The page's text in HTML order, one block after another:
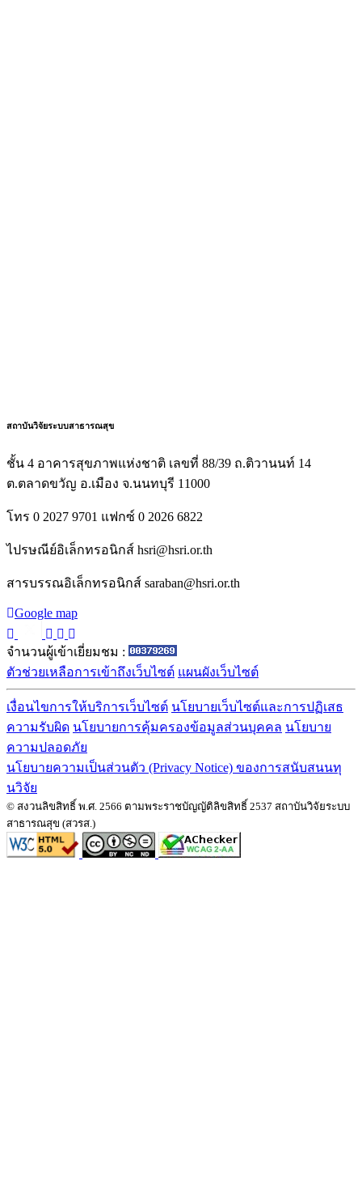
สถาบันวิจัยระบบสาธารณสุข
ชั้น 4 อาคารสุขภาพแห่งชาติ เลขที่ 88/39 ถ.ติวานนท์ 14
ต.ตลาดขวัญ อ.เมือง จ.นนทบุรี 11000
โทร 0 2027 9701 แฟกซ์ 0 2026 6822
ไปรษณีย์อิเล็กทรอนิกส์ hsri@hsri.or.th
สารบรรณอิเล็กทรอนิกส์ saraban@hsri.or.th
Google map
จำนวนผู้เข้าเยี่ยมชม :
ตัวช่วยเหลือการเข้าถึงเว็บไซต์ แผนผังเว็บไซต์
เงื่อนไขการให้บริการเว็บไซต์ นโยบายเว็บไซต์และการปฏิเสธ
ความรับผิด นโยบายการคุ้มครองข้อมูลส่วนบุคคล นโยบาย
ความปลอดภัย
นโยบายความเป็นส่วนตัว (Privacy Notice) ของการสนับสนนทุ
นวิจัย
© สงวนลิขสิทธิ์ พ.ศ. 2566 ตามพระราชบัญญัติลิขสิทธิ์ 2537 สถาบันวิจัยระบบ
สาธารณสุข (สวรส.)